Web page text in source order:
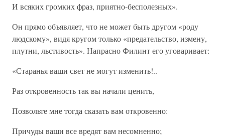
И всяких громких фраз, приятно-бесполезных».
Он прямо объявляет, что не может быть другом «роду
людскому», видя кругом только «предательство, измену,
плутни, льстивость». Напрасно Филинт его уговаривает:
«Старанья ваши свет не могут изменить!..
Раз откровенность так вы начали ценить,
Позвольте мне тогда сказать вам откровенно:
Причуды ваши все вредят вам несомненно;